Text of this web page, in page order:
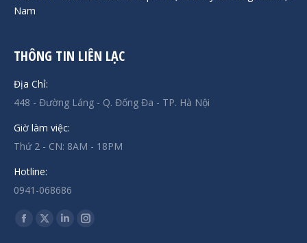
Nam
THÔNG TIN LIÊN LẠC
Địa Chỉ:
448 - Đường Láng - Q. Đống Đa - TP. Hà Nội
Giờ làm việc:
Thứ 2 - CN: 8AM - 18PM
Hotline:
0941-068686
Find us on:
Facebook
X
LinkedinInstagram